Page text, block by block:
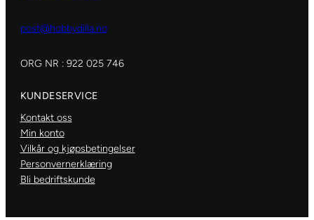
post@hobbydilla.no
ORG NR : 922 025 746
KUNDESERVICE
Kontakt oss
Min konto
Vilkår og kjøpsbetingelser
Personvernerklæring
Bli bedriftskunde